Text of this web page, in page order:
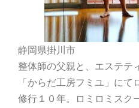
静岡県掛川市
整体師の父親と、エステテ
「からだ工房フミユ」に
修行１０年。ロミロミスク